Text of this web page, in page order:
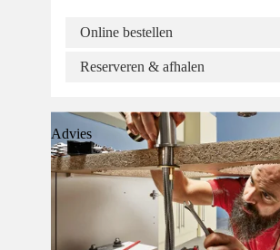
Online bestellen
Reserveren & afhalen
Advies